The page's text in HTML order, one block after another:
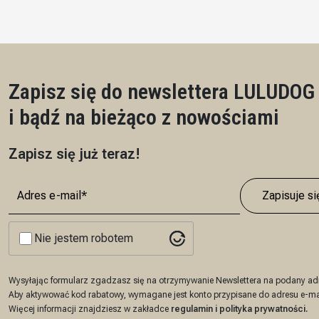
Zapisz się do newslettera LULUDOG
i bądź na bieżąco z nowościami
Zapisz się już teraz!
Zapisuje
Nie jestem robotem
Wysyłając formularz zgadzasz się na otrzymywanie Newslettera na podany
Aby aktywować kod rabatowy, wymagane jest konto przypisane do adresu e-
Więcej informacji znajdziesz w zakładce regulamin i polityka prywatności.